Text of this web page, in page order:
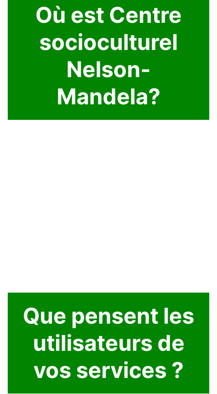
Où est Centre
socioculturel
Nelson-
Mandela?
Que pensent les
utilisateurs de
vos services ?